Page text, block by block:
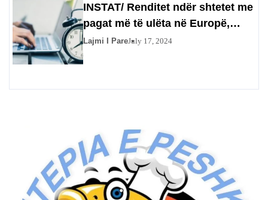
INSTAT/ Renditet ndër shtetet me
pagat më të ulëta në Europë,
Shqipëria kryeson në një tjetër
Lajmi I PareJuly 17, 2024